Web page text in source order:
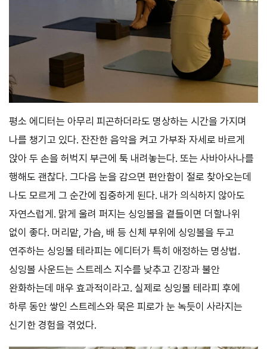
평소 에디터는 아무리 피곤하더라도 명상하는 시간을 가지며
나를 챙기고 있다. 잔잔한 음악을 켜고 가부좌 자세로 바르게
앉아 두 손을 허벅지 부근에 툭 내려놓는다. 또는 사바아사나를
행해도 괜찮다. 그다음 눈을 감으면 편안함이 절로 찾아오는데
나도 모르게 그 순간에 집중하게 된다. 내가 의식하지 않아도
자연스럽게. 맑게 울려 퍼지는 싱잉볼을 곁들이면 더할나위
없이 좋다. 머리맡, 가슴, 배 등 신체 부위에 싱잉볼을 두고
연주하는 싱잉볼 테라피는 에디터가 특히 애정하는 명상법.
싱잉볼 사운드는 스트레스 지수를 낮추고 긴장과 불안
완화하는데 매우 효과적이라고. 실제로 싱잉볼 테라피 후에
하루 동안 쌓인 스트레스와 묵은 피로가 눈 녹듯이 사라지는
신기한 경험을 겪었다.